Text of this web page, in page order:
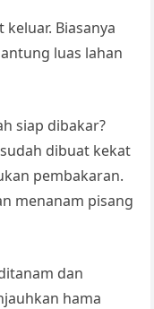
Biasanya
luas lahan
siap dibakar?
dibuat kekat
pembakaran.
menanam pisang
dan
hama